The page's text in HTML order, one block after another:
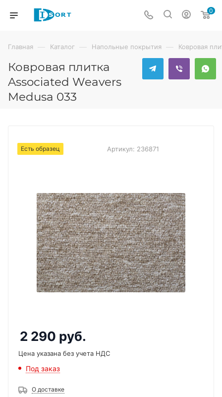
0
Главная — Каталог — Напольные покрытия — Ковровая
Ковровая плитка
Associated Weavers
Medusa 033
Есть образец Артикул: 236871
2 290 руб.
Цена указана без учета НДС
Под заказ
О доставке